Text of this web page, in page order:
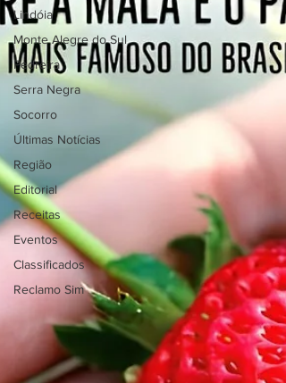
Lindóia
Monte Alegre do Sul
Pedreira
Serra Negra
Socorro
Últimas Notícias
Região
Editorial
Receitas
Eventos
Classificados
Reclamo Sim